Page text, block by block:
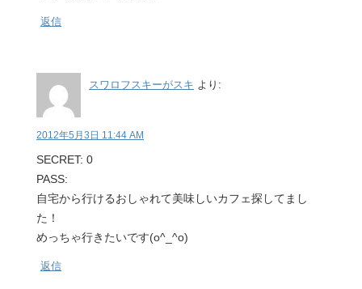
返信
スワロフスキーがスキ より:
2012年5月3日 11:44 AM
SECRET: 0
PASS:
自宅から行けるおしゃれて美味しいカフェ探してまし
た！
めっちゃ行きたいです(o^_^o)
返信